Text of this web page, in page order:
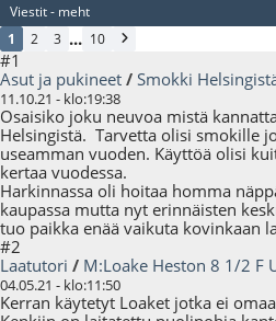
Viestit - meht
1
2 3 ... 10
#1
Asut ja pukineet / Smokki
11.10.21 - klo:19:38
Osaisiko joku neuvoa mistä
Helsingistä. Tarvetta olisi smokille
useamman vuoden. Käyttöä olisi
kertaa vuodessa.
Harkinnassa oli hoitaa homma
kaupassa mutta nyt erinnäisten
tuo paikka enää vaikuta kovinkaan
#2
Laatutori / M:Loake Heston 8 1/2 F
04.05.21 - klo:11:50
Kerran käytetyt Loaket jotka ei